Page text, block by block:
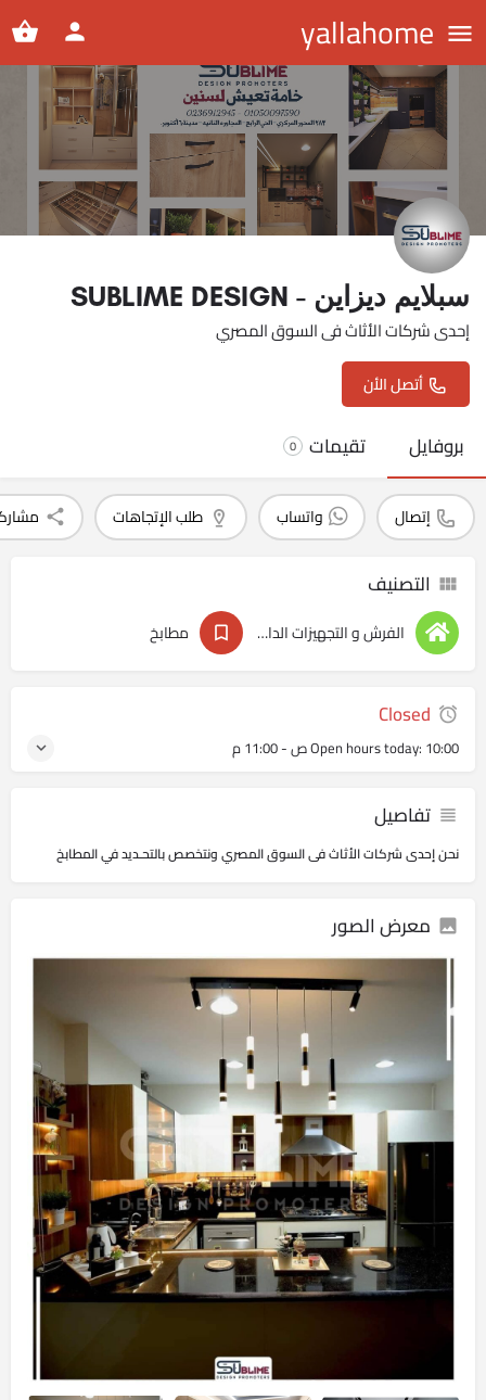
yallahome
سبلايم ديزاين - SUBLIME DESIGN
إحدى شركات الأثاث فى السوق المصري
أتصل الأن
بروفايل تقيمات 0
إتصال واتساب طلب الإتجاهات
التصنيف
الفرش و التجهيزات الداخليه مطابخ
Closed
Open hours today: 10:00 ص - 11:00 م
تفاصيل
نحن إحدى شركات الأثاث فى السوق المصري ونتخصص بالتحـديد في المطابخ
معرض الصور